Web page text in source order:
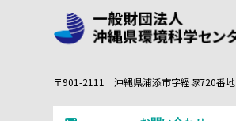
〒901-2111 沖縄県浦添市字経塚720番地